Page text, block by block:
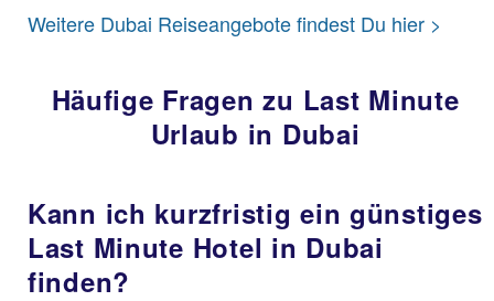
Weitere Dubai Reiseangebote findest Du hier >
Häufige Fragen zu Last Minute
Urlaub in Dubai
Kann ich kurzfristig ein günstiges
Last Minute Hotel in Dubai
finden?